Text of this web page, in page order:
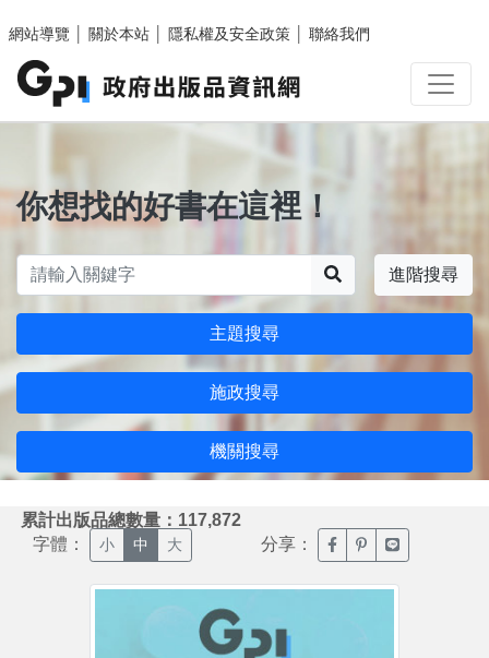
網站導覽
關於本站 隱私權及安全政策 聯絡我們
你想找的好書在這裡！
進階搜尋
主題搜尋
施政搜尋
機關搜尋
累計出版品總數量：117,872
字體： 小 中 大 分享： 臉書分享(另開新視窗)
噗浪分享(另開新
Line分享(另